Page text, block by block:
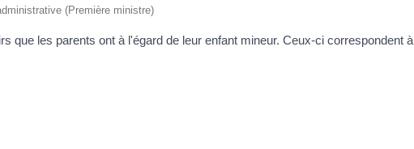
(Première ministre)
que les parents ont à l'égard de leur enfant mineur. Ceux-ci correspondent à